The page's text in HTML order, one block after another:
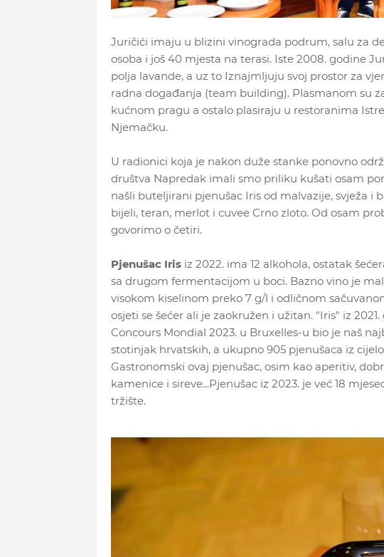
Juričići imaju u blizini vinograda podrum, salu za
osoba i još 40 mjesta na terasi. Iste 2008. godine
polja lavande, a uz to Iznajmljuju svoj prostor za
radna događanja (team building). Plasmanom su
kućnom pragu a ostalo plasiraju u restoranima
Njemačku.
U radionici koja je nakon duže stanke ponovno
društva Napredak imali smo priliku kušati osam
našli buteljirani pjenušac Iris od malvazije, svježa i
bijeli, teran, merlot i cuvee Crno zloto. Od osam
govorimo o četiri.
Pjenušac Irisiz 2022. ima 12 alkohola, ostatak
sa drugom fermentacijom u boci. Bazno vino je
visokom kiselinom preko 7 g/l i odličnom
osjeti se šećer ali je zaokružen i užitan. "Iris" iz
Concours Mondial 2023. u Bruxelles-u bio je naš
stotinjak hrvatskih, a ukupno 905 pjenušaca iz
Gastronomski ovaj pjenušac, osim kao aperitiv,
kamenice i sireve...Pjenušac iz 2023. je već 18
tržište.